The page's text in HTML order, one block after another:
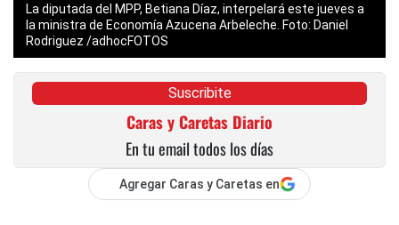
La diputada del MPP, Betiana Díaz, interpelará este jueves a
la ministra de Economía Azucena Arbeleche. Foto: Daniel
Rodriguez /adhocFOTOS
Suscribite
Caras y Caretas Diario
En tu email todos los días
Agregar Caras y Caretas en